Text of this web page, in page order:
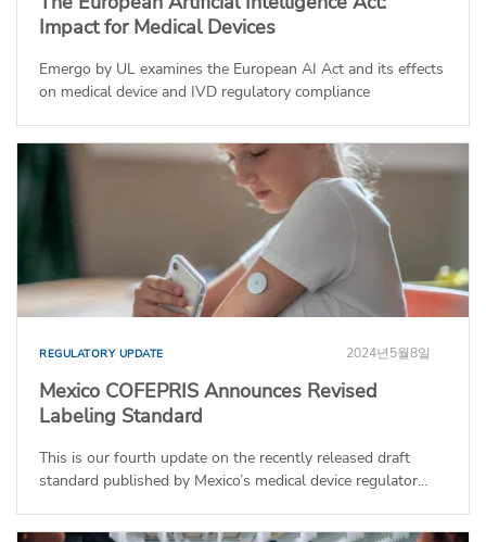
Impact for Medical Devices
Emergo by UL examines the European AI Act and its effects
on medical device and IVD regulatory compliance
REGULATORY UPDATE 2024년5월8일
Mexico COFEPRIS Announces Revised
Labeling Standard
This is our fourth update on the recently released draft
standard published by Mexico’s medical device regulator...